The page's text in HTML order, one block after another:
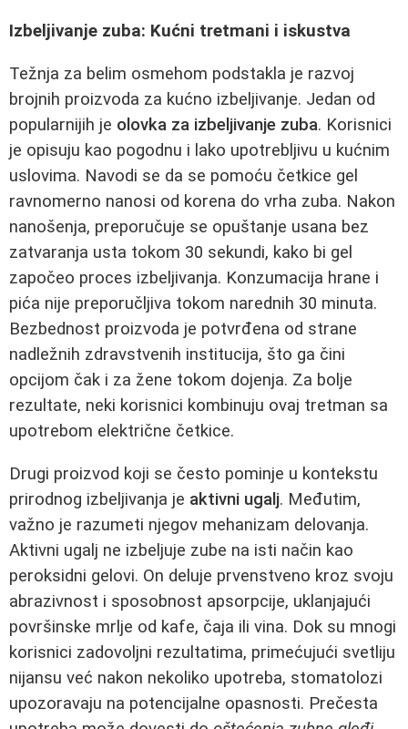
Izbeljivanje zuba: Kućni tretmani i iskustva
Težnja za belim osmehom podstakla je razvoj
brojnih proizvoda za kućno izbeljivanje. Jedan od
popularnijih je olovka za izbeljivanje zuba. Korisnici
je opisuju kao pogodnu i lako upotrebljivu u kućnim
uslovima. Navodi se da se pomoću četkice gel
ravnomerno nanosi od korena do vrha zuba. Nakon
nanošenja, preporučuje se opuštanje usana bez
zatvaranja usta tokom 30 sekundi, kako bi gel
započeo proces izbeljivanja. Konzumacija hrane i
pića nije preporučljiva tokom narednih 30 minuta.
Bezbednost proizvoda je potvrđena od strane
nadležnih zdravstvenih institucija, što ga čini
opcijom čak i za žene tokom dojenja. Za bolje
rezultate, neki korisnici kombinuju ovaj tretman sa
upotrebom električne četkice.
Drugi proizvod koji se često pominje u kontekstu
prirodnog izbeljivanja je aktivni ugalj. Međutim,
važno je razumeti njegov mehanizam delovanja.
Aktivni ugalj ne izbeljuje zube na isti način kao
peroksidni gelovi. On deluje prvenstveno kroz svoju
abrazivnost i sposobnost apsorpcije, uklanjajući
površinske mrlje od kafe, čaja ili vina. Dok su mnogi
korisnici zadovoljni rezultatima, primećujući svetliju
nijansu već nakon nekoliko upotreba, stomatolozi
upozoravaju na potencijalne opasnosti. Prečesta